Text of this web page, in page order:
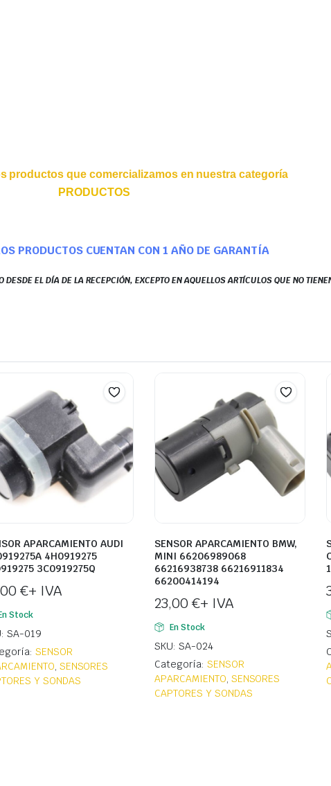
productos que comercializamos en nuestra categoría
PRODUCTOS
PRODUCTOS CUENTAN CON 1 AÑO DE GARANTÍA
EL DÍA DE LA RECEPCIÓN, EXCEPTO EN AQUELLOS ARTÍCULOS QUE NO
APARCAMIENTO AUDI
4H0919275
3C0919275Q
€+ IVA
Stock
SA-019
SENSOR
, SENSORES
Y SONDAS
SENSOR APARCAMIENTO BMW,
MINI 66206989068
66216938738 66216911834
66200414194
23,00 €+ IVA
En Stock
SKU: SA-024
Categoría: SENSOR
APARCAMIENTO, SENSORES
CAPTORES Y SONDAS